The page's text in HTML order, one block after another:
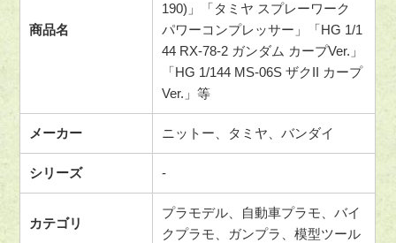
商品名
190)」「タミヤ スプレーワーク
パワーコンプレッサー」「HG 1/1
44 RX-78-2 ガンダム カープVer.」
「HG 1/144 MS-06S ザクII カープ
Ver.」等
メーカー ニットー、タミヤ、バンダイ
シリーズ -
カテゴリ
プラモデル、自動車プラモ、バイ
クプラモ、ガンプラ、模型ツール